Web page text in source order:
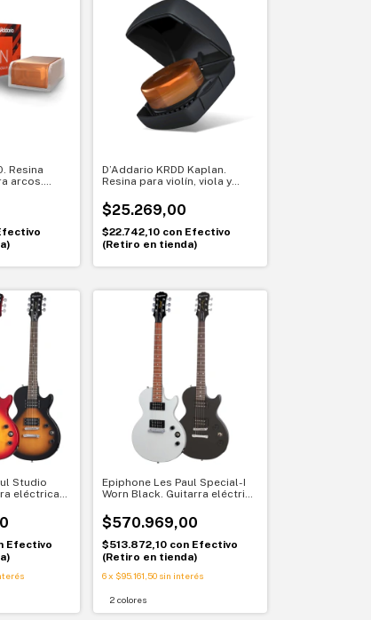
Resina
arcos.
D’Addario KRDD Kaplan.
Resina para violín, viola y
oscura
$25.269,00
$22.742,10 con Efectivo
(Retiro en tienda)
Studio
eléctrica
Efectivo
Epiphone Les Paul Special-I
Worn Black. Guitarra eléctrica
clásico y accesible
$570.969,00
$513.872,10 con Efectivo
(Retiro en tienda)
6x $95.161,50 sin interés
2 colores